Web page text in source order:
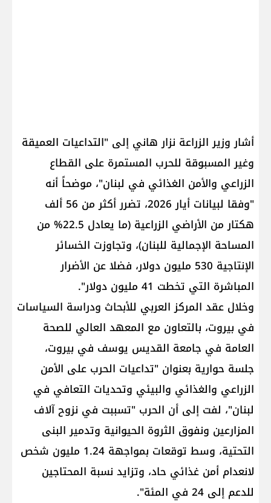
أشار وزير الزراعة ​نزار هاني​ إلى "التداعيات العميقة
وغير المسبوقة للحرب المستمرة على القطاع
الزراعي و​الأمن الغذائي​ في ​لبنان​"، موضحاً أنه
"وفقا لبيانات أيار 2026، تضرر أكثر من 56 ألف
هكتار من الأراضي الزراعية (ما يعادل 22.5% من
المساحة الإجمالية للبنان)، وتجاوزت الخسائر
الإنتاجية 530 مليون دولار، فضلا عن الأضرار
المباشرة التي تخطت 41 مليون دولار".
وخلال عقد ​المركز العربي للأبحاث ودراسة السياسات​
في بيروت، بالتعاون مع المعهد العالي للصحة
العامة في جامعة القديس يوسف في بيروت،
جلسة حوارية بعنوان "تداعيات الحرب على الأمن
الزراعي والغذائي والبيئي وتحديات التعافي في
لبنان"، لفت إلى أن الحرب "تسببت في نزوح آلاف
المزارعين ونفوق الثروة الحيوانية وتدمير البنى
التحتية، وسط توقعات بمواجهة 1.24 مليون شخص
لانعدام أمن غذائي حاد، وتزايد نسبة المحتاجين
للدعم إلى 24 في المئة".